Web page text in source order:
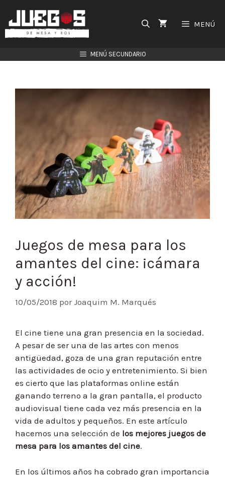
contenido
MENÚ
MENÚ SECUNDARIO
Juegos de mesa para los
amantes del cine: ¡cámara
y acción!
10/05/2018 porJoaquim M. Marqués
El cine tiene una gran presencia en la sociedad.
A pesar de ser una de las artes con menos
antigüedad, goza de una gran reputación entre
las actividades de ocio y entretenimiento. Si bien
es cierto que las plataformas online están
ganando terreno a la gran pantalla, el producto
audiovisual tiene cada vez más presencia en la
vida de adultos y pequeños. En este artículo
hacemos una selección de los mejores juegos de
mesa para los amantes del cine.
En los últimos años ha cobrado gran importancia